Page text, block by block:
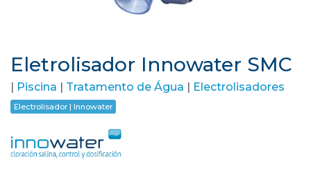
Eletrolisador Innowater SMC
| Piscina | Tratamento de Água | Electrolisadores
Electrolisador | Innowater